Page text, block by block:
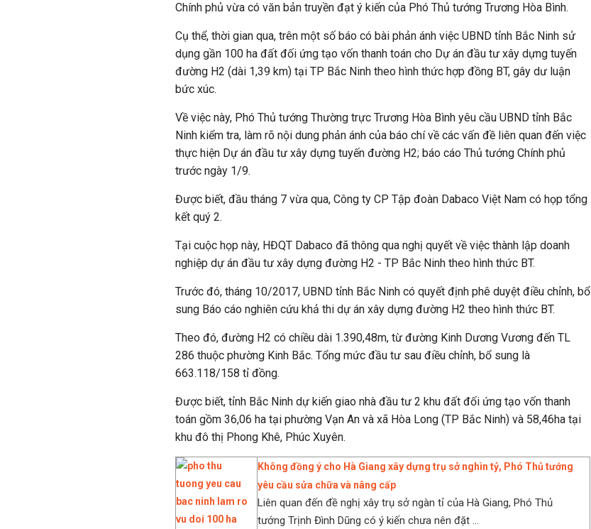
Chính phủ vừa có văn bản truyền đạt ý kiến của Phó Thủ tướng Trương Hòa Bình.
Cụ thể, thời gian qua, trên một số báo có bài phản ánh việc UBND tỉnh Bắc Ninh sử
dụng gần 100 ha đất đối ứng tạo vốn thanh toán cho Dự án đầu tư xây dựng tuyến
đường H2 (dài 1,39 km) tại TP Bắc Ninh theo hình thức hợp đồng BT, gây dư luận
bức xúc.
Về việc này, Phó Thủ tướng Thường trực Trương Hòa Bình yêu cầu UBND tỉnh Bắc
Ninh kiểm tra, làm rõ nội dung phản ánh của báo chí về các vấn đề liên quan đến việc
thực hiện Dự án đầu tư xây dựng tuyến đường H2; báo cáo Thủ tướng Chính phủ
trước ngày 1/9.
Được biết, đầu tháng 7 vừa qua, Công ty CP Tập đoàn Dabaco Việt Nam có họp tổng
kết quý 2.
Tại cuộc họp này, HĐQT Dabaco đã thông qua nghị quyết về việc thành lập doanh
nghiệp dự án đầu tư xây dựng đường H2 - TP Bắc Ninh theo hình thức BT.
Trước đó, tháng 10/2017, UBND tỉnh Bắc Ninh có quyết định phê duyệt điều chỉnh, bổ
sung Báo cáo nghiên cứu khả thi dự án xây dựng đường H2 theo hình thức BT.
Theo đó, đường H2 có chiều dài 1.390,48m, từ đường Kinh Dương Vương đến TL
286 thuộc phường Kinh Bắc. Tổng mức đầu tư sau điều chỉnh, bổ sung là
663.118/158 tỉ đồng.
Được biết, tỉnh Bắc Ninh dự kiến giao nhà đầu tư 2 khu đất đối ứng tạo vốn thanh
toán gồm 36,06 ha tại phường Vạn An và xã Hòa Long (TP Bắc Ninh) và 58,46ha tại
khu đô thị Phong Khê, Phúc Xuyên.
Không đồng ý cho Hà Giang xây dựng trụ sở nghìn tỷ, Phó Thủ tướng
yêu cầu sửa chữa và nâng cấp
Liên quan đến đề nghị xây trụ sở ngàn tỉ của Hà Giang, Phó Thủ
tướng Trịnh Đình Dũng có ý kiến chưa nên đặt ...